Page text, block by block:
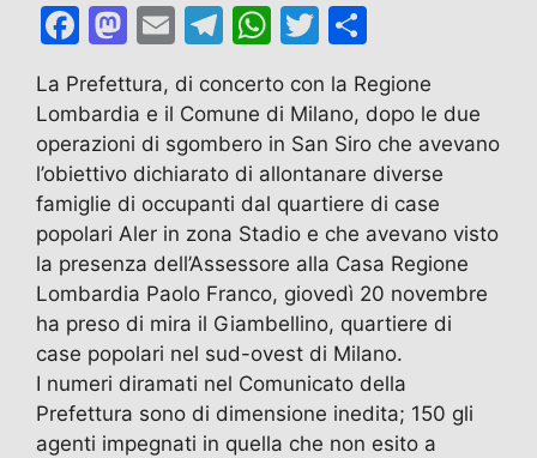
F
c
e
b
o
o
k
M
st
o
d
o
n
E
m
ai
l
T
e
gr
a
m
W
at
s
A
p
p
T
w
itt
er
n
di
vi
di
La Prefettura, di concerto con la Regione
Lombardia e il Comune di Milano, dopo le due
operazioni di sgombero in San Siro che avevano
l’obiettivo dichiarato di allontanare diverse
famiglie di occupanti dal quartiere di case
popolari Aler in zona Stadio e che avevano visto
la presenza dell’Assessore alla Casa Regione
Lombardia Paolo Franco, giovedì 20 novembre
ha preso di mira il Giambellino, quartiere di
case popolari nel sud-ovest di Milano.
I numeri diramati nel Comunicato della
Prefettura sono di dimensione inedita; 150 gli
agenti impegnati in quella che non esito a